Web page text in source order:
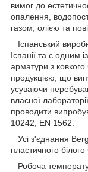
вимог до
опалення,
газом, олією та
Іспанський
Іспанії та є одним
арматури з ковкого
продукцією, що
усуваючи
власної
проводити
10242, EN 1562.
Усі з'єднання
пластичного
Робоча